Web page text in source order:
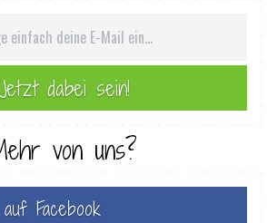
von uns?
Facebook